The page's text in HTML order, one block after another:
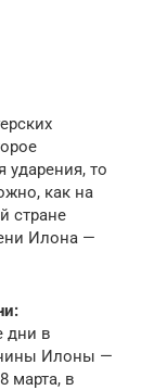
ударения, то
как на
стране
Илона —
дни в
Илоны —
марта, в